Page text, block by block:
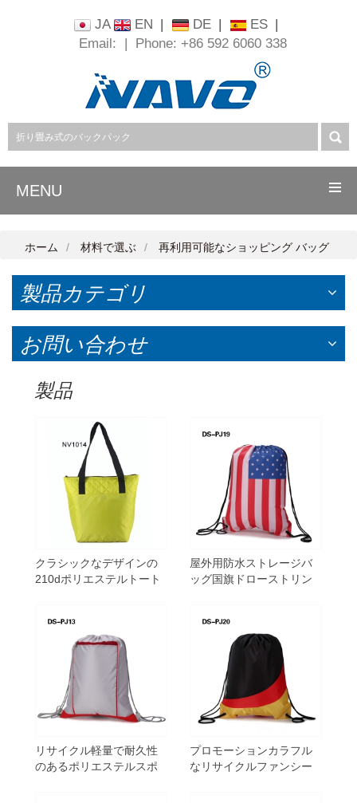
JA EN | DE | ES |
Email:
| Phone: +86 592 6060 338
MENU
ホーム 材料で選ぶ 再利用可能なショッピング バッグ
製品カテゴリ
お問い合わせ
製品
クラシックなデザインの
210dポリエステルトート
屋外用防水ストレージバ
ッグ国旗ドローストリン
リサイクル軽量で耐久性
のあるポリエステルスポ
プロモーションカラフル
なリサイクルファンシー